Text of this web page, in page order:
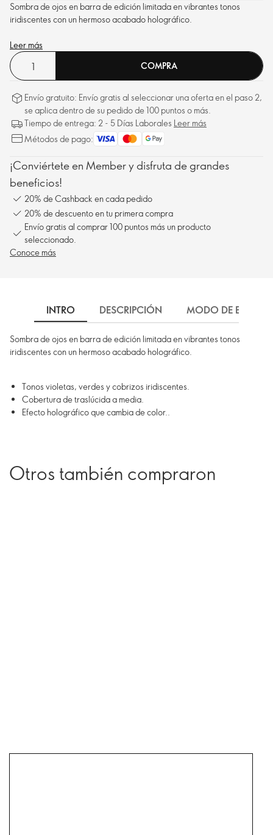
Sombra de ojos en barra de edición limitada en vibrantes tonos
iridiscentes con un hermoso acabado holográfico.
Leer más
COMPRA
Envío gratuito: Envío gratis al seleccionar una oferta en el paso 2,
se aplica dentro de su pedido de 100 puntos o más.
Tiempo de entrega: 2 - 5 Días Laborales Leer más
Métodos de pago:
¡Conviértete en Member y disfruta de grandes
beneficios!
20% de Cashback en cada pedido
20% de descuento en tu primera compra
Envío gratis al comprar 100 puntos más un producto
seleccionado.
Conoce más
INTRO DESCRIPCIÓN MODO DE EMPLEO
Sombra de ojos en barra de edición limitada en vibrantes tonos
iridiscentes con un hermoso acabado holográfico.
Tonos violetas, verdes y cobrizos iridiscentes.
Cobertura de traslúcida a media.
Efecto holográfico que cambia de color..
Otros también compraron